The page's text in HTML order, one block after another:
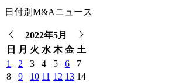
日付別M&Aニュース
2022年5月
日
月 火 水 木 金 土
1
2 3 4 5 6
7
8
9 10 11 12 13 14